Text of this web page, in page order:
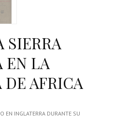
SIERRA
EN LA
DE AFRICA
EN INGLATERRA DURANTE SU